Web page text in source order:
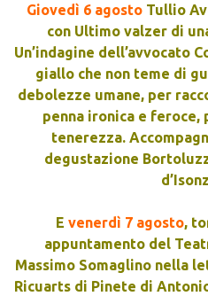
Giovedì 6 agosto Tullio
con Ultimo valzer di
Un’indagine dell’avvocato
giallo che non teme di
debolezze umane, per
penna ironica e feroce,
tenerezza.
degustazione
E venerdì 7 agosto,
appuntamento del
Massimo Somaglino nella
Ricuarts di Pinete di